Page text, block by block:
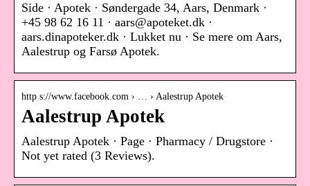
Side · Apotek · Søndergade 34, Aars, Denmark ·
+45 98 62 16 11 · aars@apoteket.dk ·
aars.dinapoteker.dk · Lukket nu · Se mere om Aars,
Aalestrup og Farsø Apotek.
http s://www.facebook.com › … › Aalestrup Apotek
Aalestrup Apotek
Aalestrup Apotek · Page · Pharmacy / Drugstore ·
Not yet rated (3 Reviews).